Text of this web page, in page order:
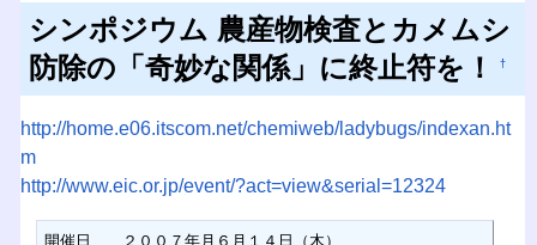
シンポジウム 農産物検査とカメムシ
防除の「奇妙な関係」に終止符を！
†
http://home.e06.itscom.net/chemiweb/ladybugs/indexan.ht
m
http://www.eic.or.jp/event/?act=view&serial=12324
開催日　　２００７年月６月１４日（木）